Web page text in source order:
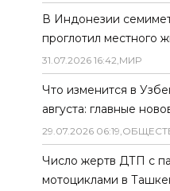
В Индонезии
проглотил местного
31.07.2026 16:42,МИР
Что изменится в
августа: главные
29.07.2026 06:19,
Число жертв ДТП с
мотоциклами в